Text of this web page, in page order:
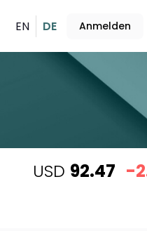
EN DE Anmelden
USD 92.47 -